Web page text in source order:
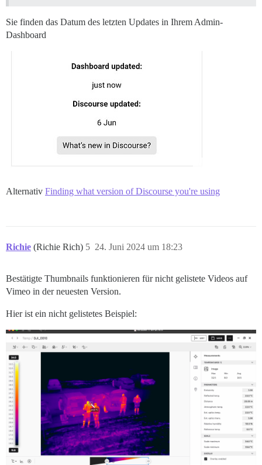
Sie finden das Datum des letzten Updates in Ihrem Admin-
Dashboard
Alternativ Finding what version of Discourse you're using
Richie (Richie Rich) 24. Juni 2024 um 18:23
5
Bestätigte Thumbnails funktionieren für nicht gelistete Videos auf
Vimeo in der neuesten Version.
Hier ist ein nicht gelistetes Beispiel: